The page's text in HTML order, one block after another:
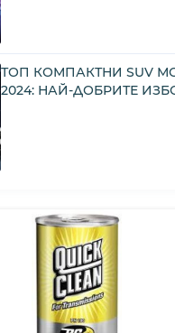
ТОП КОМПАКТНИ SUV
2024: НАЙ-ДОБРИТЕ